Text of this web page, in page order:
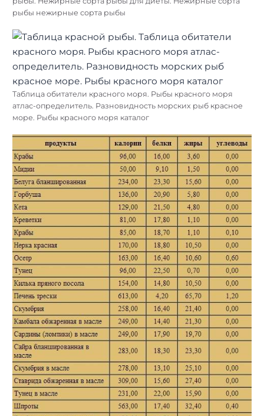
рыбы нежирные сорта рыбы
Таблица обитатели красного моря. Рыбы красного моря
атлас-определитель. Разновидность морских рыб красное
море. Рыбы красного моря каталог